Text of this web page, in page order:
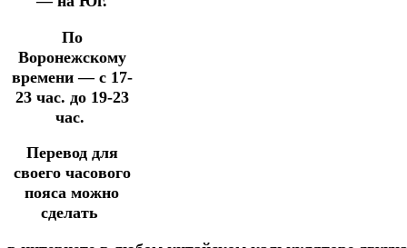
По
Воронежскому
времени — с 17-
23 час. до 19-23
час.
Перевод для
своего часового
пояса можно
сделать